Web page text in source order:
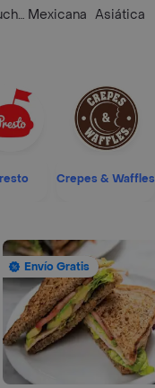
Mexicana Asiática
Crepes & Waffles
Envío Gratis